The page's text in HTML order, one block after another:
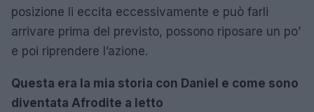
posizione li eccita eccessivamente e può farli
arrivare prima del previsto, possono riposare un po’
e poi riprendere l’azione.
Questa era la mia storia con Daniel e come sono
diventata Afrodite a letto